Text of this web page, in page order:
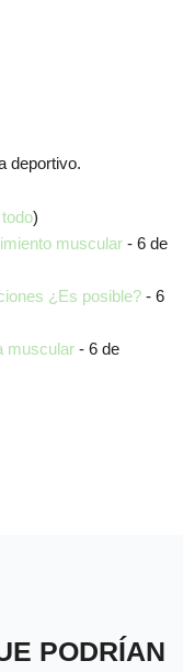
deportivo.
)
muscular- 6 de
¿Es posible?- 6
muscular- 6 de
PODRÍAN